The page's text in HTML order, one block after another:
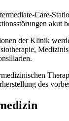
Care-
akut
der Klinik
des